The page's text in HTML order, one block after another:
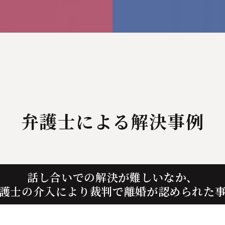
弁護士による解決事例
話し合いでの解決が難しいなか、
士の介入により裁判で離婚が認められた